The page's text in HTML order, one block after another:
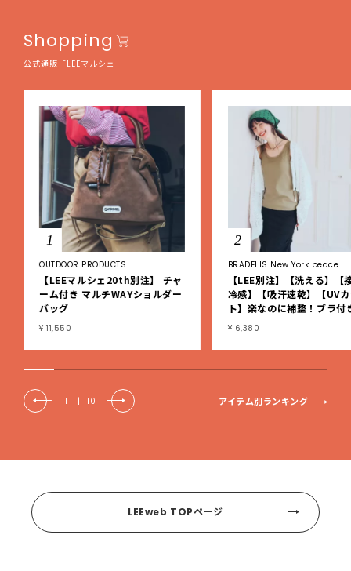
Shopping
公式通販「LEEマルシェ」
1
OUTDOOR PRODUCTS
【LEEマルシェ20th別注】 チャ
ーム付き マルチWAYショルダー
バッグ
¥ 11,550
2
BRADELIS New York peace
【LEE別注】【洗える】【
冷感】【吸汗速乾】【UV
ト】楽なのに補整！ブラ付
ブタンクトップ
¥ 6,380
1 | 10 アイテム別ランキング
LEEweb TOPページ